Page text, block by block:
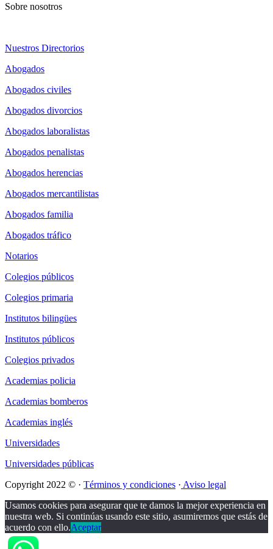
Sobre nosotros
Nuestros Directorios
Abogados
Abogados civiles
Abogados divorcios
Abogados laboralistas
Abogados penalistas
Abogados herencias
Abogados mercantilistas
Abogados familia
Abogados tráfico
Notarios
Colegios públicos
Colegios primaria
Institutos bilingües
Institutos públicos
Colegios privados
Academias policia
Academias bomberos
Academias inglés
Universidades
Universidades públicas
Copyright 2022 © · Términos y condiciones · Aviso legal
Usamos cookies para asegurar que te damos la mejor experiencia en
nuestra web. Si continúas usando este sitio, asumiremos que estás de
acuerdo con ello.Aceptar